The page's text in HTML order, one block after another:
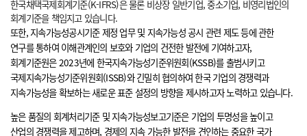
한국채택국제회계기준(K-IFRS)은 물론 비상장 일반기업, 중소기업, 비영리법인의
회계기준을 책임지고 있습니다.
또한, 지속가능성공시기준 제정 업무 및 지속가능성 공시 관련 제도 등에 관한
연구를 통하여 이해관계인의 보호와 기업의 건전한 발전에 기여하고자,
회계기준원은 2023년에 한국지속가능성기준위원회(KSSB)를 출범시키고
국제지속가능성기준위원회(ISSB)와 긴밀히 협의하여 한국 기업의 경쟁력과
지속가능성을 확보하는 새로운 표준 설정의 방향을 제시하고자 노력하고 있습니다.
높은 품질의 회계처리기준 및 지속가능성보고기준은 기업의 투명성을 높이고
산업의 경쟁력을 제고하며, 경제의 지속 가능한 발전을 견인하는 중요한 국가